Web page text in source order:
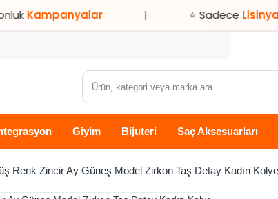
⭐ SadeceLisinya’da!
Ürün,
marka
ara...
Giyim Bijuteri Saç Aksesuarları
Renk Zincir Ay Güneş Model Zirkon Taş Detay Kadın